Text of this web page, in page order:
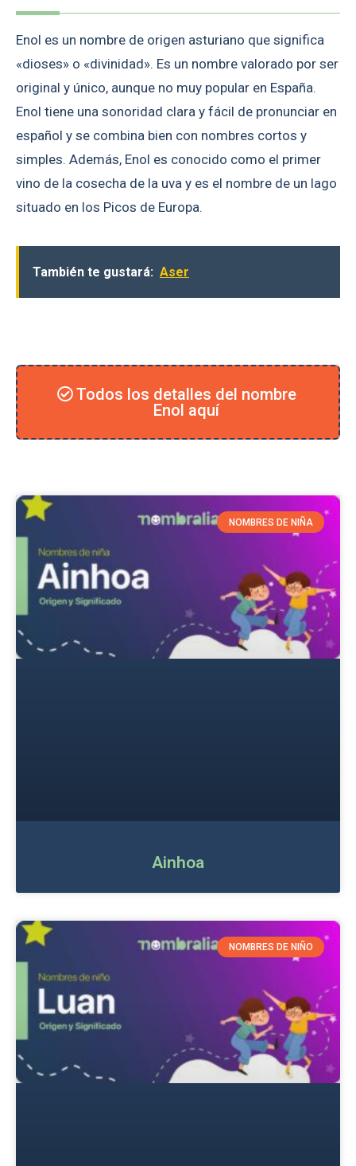
Enol es un nombre de origen asturiano que significa
«dioses» o «divinidad». Es un nombre valorado por ser
original y único, aunque no muy popular en España.
Enol tiene una sonoridad clara y fácil de pronunciar en
español y se combina bien con nombres cortos y
simples. Además, Enol es conocido como el primer
vino de la cosecha de la uva y es el nombre de un lago
situado en los Picos de Europa.
También te gustará: Aser
Todos los detalles del nombre
Enol aquí
NOMBRES DE NIÑA
Ainhoa
NOMBRES DE NIÑO